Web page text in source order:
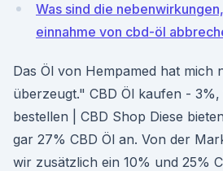
Was sind die
einnahme von cbd-öl
Das Öl von Hempamed hat mich
überzeugt." CBD Öl kaufen - 3%,
bestellen | CBD Shop Diese
gar 27% CBD Öl an. Von der
wir zusätzlich ein 10% und 25%